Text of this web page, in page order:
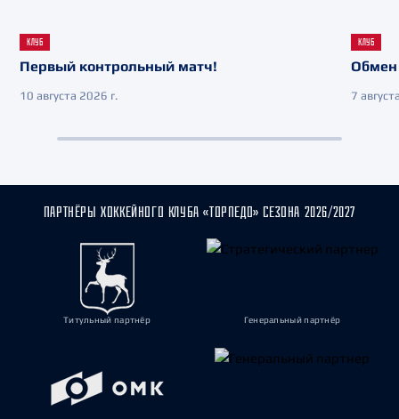
КЛУБ
Первый контрольный матч!
10 августа 2026 г.
КЛУБ
Обмен
7
ПАРТНЁРЫ ХОККЕЙНОГО КЛУБА «ТОРПЕДО» СЕЗОНА 2026/2027
Титульный партнёр Генеральный партнёр